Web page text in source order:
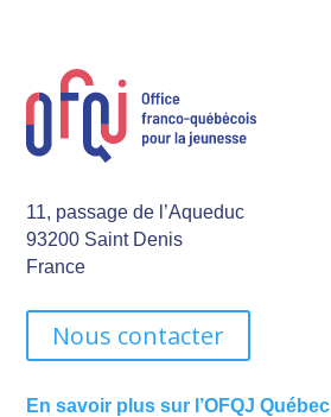
11, passage de l’Aqueduc
93200 Saint Denis
France
Nous contacter
En savoir plus sur l’OFQJ Québec